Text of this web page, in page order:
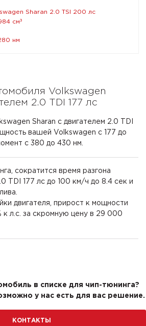
Sharan 2.0 TSI 200 лс
см³
нм
Volkswagen
2.0 TDI 177 лс
Sharan с двигателем 2.0 TDI
вашей Volkswagen с 177 до
с 380 до 430 нм.
сократится время разгона
TDI 177 лс до 100 км/ч до 8.4 сек и
двигателя, прирост к мощности
к л.с. за скромную цену в 29 000
в списке для чип-тюнинга?
у нас есть для вас решение.
КОНТАКТЫ